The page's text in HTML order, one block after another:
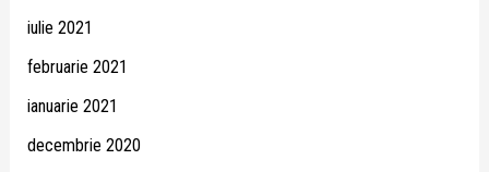
iulie 2021
februarie 2021
ianuarie 2021
decembrie 2020